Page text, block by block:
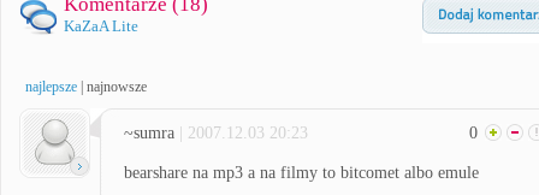
KaZaA Lite
najlepsze najnowsze
~sumra | 2007.12.03 20:23 0
bearshare na mp3 a na filmy to bitcomet albo emule